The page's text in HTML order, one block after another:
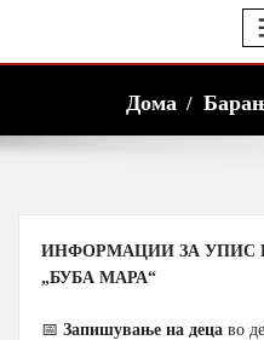
Дома
ИНФОРМАЦИИ ЗА УПИС
„БУБА МАРА“
📅 Запишување на децаво